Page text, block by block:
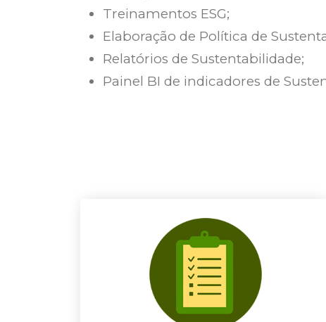
Treinamentos ESG;
Elaboração de Política de
Relatórios de Sustentabilidade;
Painel BI de indicadores de